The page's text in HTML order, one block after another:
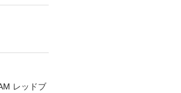
レッドブ